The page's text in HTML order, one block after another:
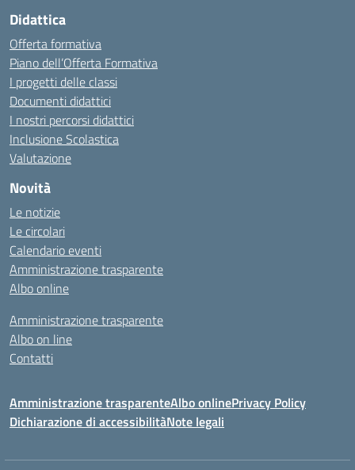
Didattica
Offerta formativa
Piano dell’Offerta Formativa
I progetti delle classi
Documenti didattici
I nostri percorsi didattici
Inclusione Scolastica
Valutazione
Novità
Le notizie
Le circolari
Calendario eventi
Amministrazione trasparente
Albo online
Amministrazione trasparente
Albo on line
Contatti
Amministrazione trasparenteAlbo onlinePrivacy Policy
Dichiarazione di accessibilitàNote legali